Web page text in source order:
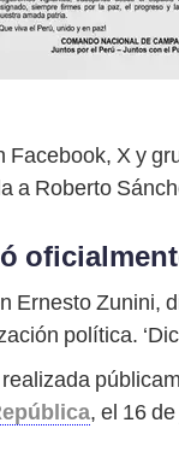
Facebook, X y
a Roberto
Ernesto Zunini,
política.
, el 16